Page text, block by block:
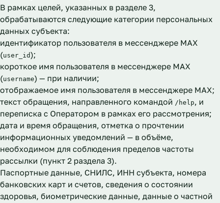
В рамках целей, указанных в разделе 3,
обрабатываются следующие категории персональных
данных субъекта:
идентификатор пользователя в мессенджере MAX
(user_id);
короткое имя пользователя в мессенджере MAX
(username) — при наличии;
отображаемое имя пользователя в мессенджере MAX;
текст обращения, направленного командой /help, и
переписка с Оператором в рамках его рассмотрения;
дата и время обращения, отметка о прочтении
информационных уведомлений — в объёме,
необходимом для соблюдения пределов частоты
рассылки (пункт 2 раздела 3).
Паспортные данные, СНИЛС, ИНН субъекта, номера
банковских карт и счетов, сведения о состоянии
здоровья, биометрические данные, данные о частной